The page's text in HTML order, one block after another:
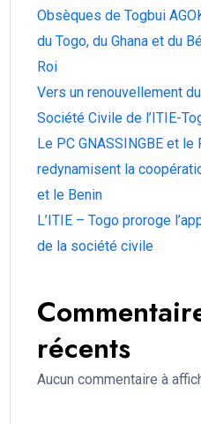
Obsèques de Togbui
du Togo, du Ghana et du
Roi
Vers un renouvellement
Société Civile de l’ITIE-
Le PC GNASSINGBE et le
redynamisent la
et le Benin
L’ITIE – Togo proroge
de la société civile
récents
Aucun commentaire à